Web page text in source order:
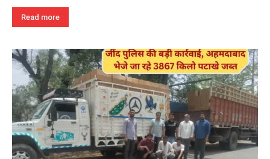
Read more